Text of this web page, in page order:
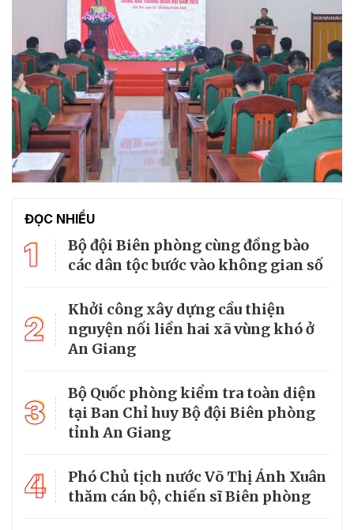
ĐỌC NHIỀU
1
Bộ đội Biên phòng cùng đồng bào
các dân tộc bước vào không gian số
2
Khởi công xây dựng cầu thiện
nguyện nối liền hai xã vùng khó ở
An Giang
3
Bộ Quốc phòng kiểm tra toàn diện
tại Ban Chỉ huy Bộ đội Biên phòng
tỉnh An Giang
4
Phó Chủ tịch nước Võ Thị Ánh Xuân
thăm cán bộ, chiến sĩ Biên phòng